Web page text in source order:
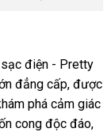
điện - Pretty
đẳng cấp, được
phá cảm giác
cong độc đáo,